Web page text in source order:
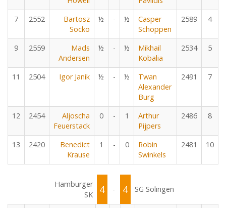
7 2552
Bartosz
Socko
½ - ½
Casper
Schoppen
2589 4
9 2559
Mads
Andersen
½ - ½
Mikhail
Kobalia
2534 5
11 2504 Igor Janik ½ - ½
Twan
Alexander
Burg
2491 7
12 2454
Aljoscha
Feuerstack
0 - 1
Arthur
Pijpers
2486 8
13 2420
Benedict
Krause
1 - 0
Robin
Swinkels
2481 10
Hamburger
SK
4 - 4 SG Solingen